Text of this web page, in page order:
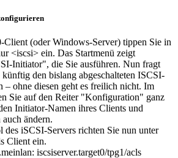
(oder Windows-Server) tippen Sie in
<iscsi> ein. Das Startmenü zeigt
Initiator", die Sie ausführen. Nun fragt
den bislang abgeschalteten ISCSI-
ohne diesen geht es freilich nicht. Im
Sie auf den Reiter "Konfiguration" ganz
Initiator-Namen ihres Clients und
ändern.
iSCSI-Servers richten Sie nun unter
Client ein.
iscsiserver.target0/tpg1/acls